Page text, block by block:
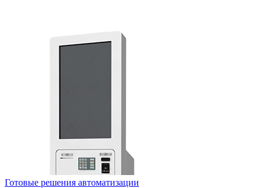
Готовые решения автоматизации